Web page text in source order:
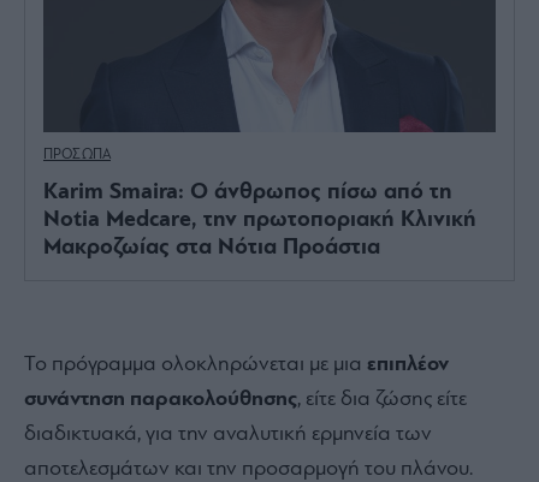
ΠΡΟΣΩΠΑ
Karim Smaira: Ο άνθρωπος πίσω από τη
Notia Medcare, την πρωτοποριακή Κλινική
Μακροζωίας στα Νότια Προάστια
Το πρόγραμμα ολοκληρώνεται με μια επιπλέον
συνάντηση παρακολούθησης, είτε δια ζώσης είτε
διαδικτυακά, για την αναλυτική ερμηνεία των
αποτελεσμάτων και την προσαρμογή του πλάνου.